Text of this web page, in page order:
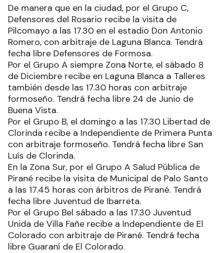
De manera que en la ciudad, por el Grupo C,
Defensores del Rosario recibe la visita de
Pilcomayo a las 17.30 en el estadio Don Antonio
Romero, con arbitraje de Laguna Blanca. Tendrá
fecha libre Defensores de Formosa.
Por el Grupo A siempre Zona Norte, el sábado 8
de Diciembre recibe en Laguna Blanca a Talleres
también desde las 17.30 horas con arbitraje
formoseño. Tendrá fecha libre 24 de Junio de
Buena Vista.
Por el Grupo B, el domingo a las 17.30 Libertad de
Clorinda recibe a Independiente de Primera Punta
con arbitraje formoseño. Tendrá fecha libre San
Luís de Clorinda.
En la Zona Sur, por el Grupo A Salud Pública de
Pirané recibe la visita de Municipal de Palo Santo
a las 17.45 horas con árbitros de Pirané. Tendrá
fecha libre Juventud de Ibarreta.
Por el Grupo Bel sábado a las 17.30 Juventud
Unida de Villa Fañe recibe a Independiente de El
Colorado con arbitraje de Pirané. Tendrá fecha
libre Guaraní de El Colorado.